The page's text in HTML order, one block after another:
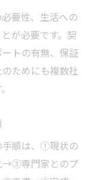
要性、生活への
が必要です。契
トの有無、保証
ためにも複数社
手順は、①現状の
→③専門家とのプ